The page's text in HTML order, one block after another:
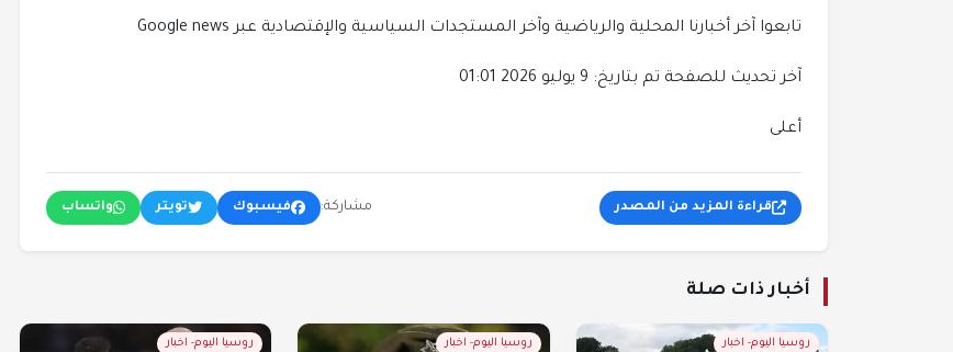
تابعوا آخر أخبارنا المحلية والرياضية وآخر المستجدات السياسية والإقتصادية عبر Google news
آخر تحديث للصفحة تم بتاريخ: 9 يوليو 2026 01:01
أعلى
قراءة المزيد من المصدر مشاركة: فيسبوك تويتر واتساب
أخبار ذات صلة
روسيا اليوم- اخبار روسيا اليوم- اخبار روسيا اليوم- اخبار